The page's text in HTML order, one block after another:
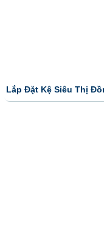
Lắp Đặt Kệ Siêu Thị